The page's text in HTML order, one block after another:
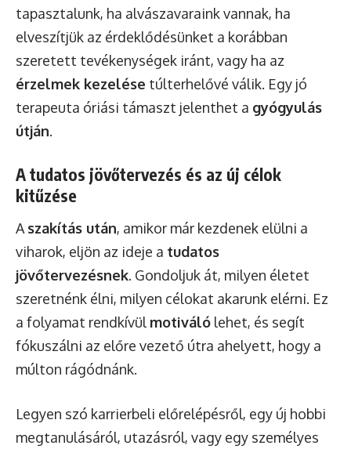
tapasztalunk, ha alvászavaraink vannak, ha
elveszítjük az érdeklődésünket a korábban
szeretett tevékenységek iránt, vagy ha az
érzelmek kezelése túlterhelővé válik. Egy jó
terapeuta óriási támaszt jelenthet a gyógyulás
útján.
A tudatos jövőtervezés és az új célok
kitűzése
A szakítás után, amikor már kezdenek elülni a
viharok, eljön az ideje a tudatos
jövőtervezésnek. Gondoljuk át, milyen életet
szeretnénk élni, milyen célokat akarunk elérni. Ez
a folyamat rendkívül motiváló lehet, és segít
fókuszálni az előre vezető útra ahelyett, hogy a
múlton rágódnánk.
Legyen szó karrierbeli előrelépésről, egy új hobbi
megtanulásáról, utazásról, vagy egy személyes